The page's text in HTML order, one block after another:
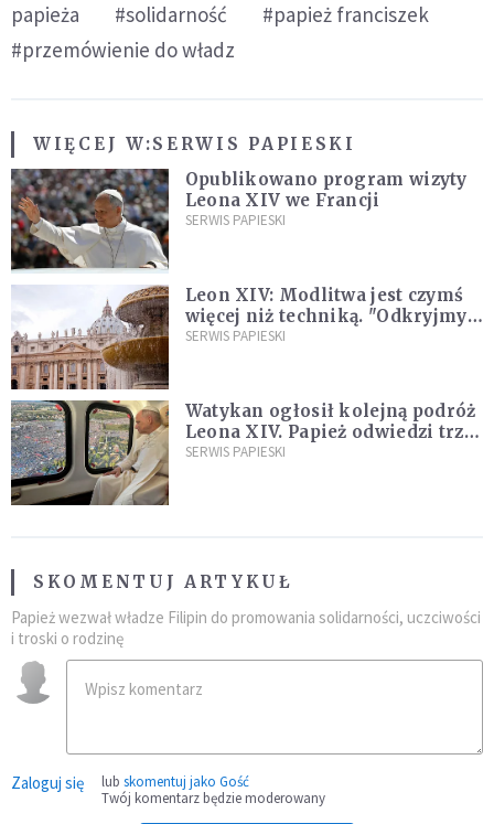
papieża
#solidarność
#papież franciszek
#przemówienie do władz
WIĘCEJ W:SERWIS PAPIESKI
Opublikowano program wizyty
Leona XIV we Francji
SERWIS PAPIESKI
Leon XIV: Modlitwa jest czymś
więcej niż techniką. "Odkryjmy
ją na nowo"
SERWIS PAPIESKI
Watykan ogłosił kolejną podróż
Leona XIV. Papież odwiedzi trzy
kraje Ameryki Południowej
SERWIS PAPIESKI
SKOMENTUJ ARTYKUŁ
Papież wezwał władze Filipin do promowania solidarności, uczciwości
i troski o rodzinę
Zaloguj się lub skomentuj jako Gość
Twój komentarz będzie moderowany